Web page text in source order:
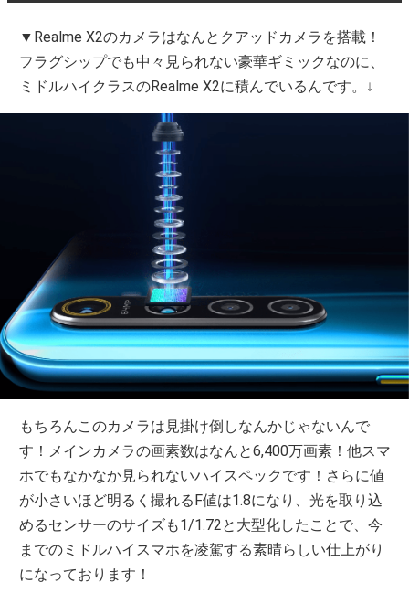
▼Realme X2のカメラはなんとクアッドカメラを搭載！
フラグシップでも中々見られない豪華ギミックなのに、
ミドルハイクラスのRealme X2に積んでいるんです。↓
もちろんこのカメラは見掛け倒しなんかじゃないんで
す！メインカメラの画素数はなんと6,400万画素！他スマ
ホでもなかなか見られないハイスペックです！さらに値
が小さいほど明るく撮れるF値は1.8になり、光を取り込
めるセンサーのサイズも1/1.72と大型化したことで、今
までのミドルハイスマホを凌駕する素晴らしい仕上がり
になっております！